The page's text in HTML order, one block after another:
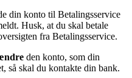
din konto til Betalingsservice
Husk, at du skal betale
fra Betalingsservice.
den konto, som din
så skal du kontakte din bank.